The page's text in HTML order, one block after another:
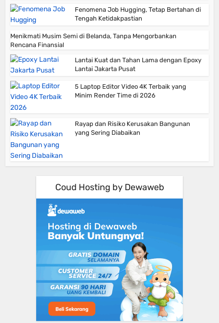
Fenomena Job Hugging, Tetap Bertahan di
Tengah Ketidakpastian
Menikmati Musim Semi di Belanda, Tanpa Mengorbankan
Rencana Finansial
Lantai Kuat dan Tahan Lama dengan Epoxy
Lantai Jakarta Pusat
5 Laptop Editor Video 4K Terbaik yang
Minim Render Time di 2026
Rayap dan Risiko Kerusakan Bangunan
yang Sering Diabaikan
Coud Hosting by Dewaweb